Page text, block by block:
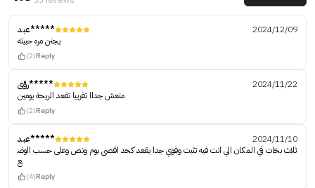
عبد*****
2024/12/09
يجنن مره حبيته
(2)Reply
رؤى*****
2024/11/22
منعش جداا تقريبا تقعد الريحة يومين
(2)Reply
عبد*****
2024/11/10
ثلاث بخات في المكان الي انت فيه تثبت وقوي جدا يقعد كحد اقصى يوم ونص وعلى حسب الوض
ع
(4)Reply